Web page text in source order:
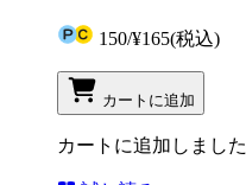
150/¥165(税込)
カートに追加
カートに追加しました